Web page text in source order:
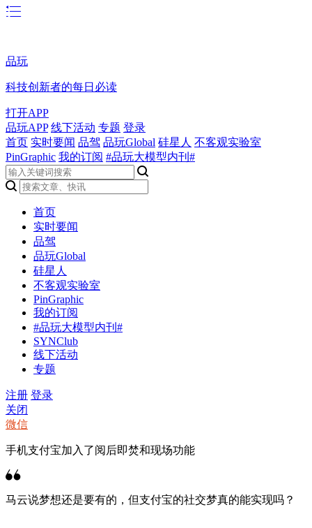
品玩
科技创新者的每日必读
打开APP
品玩APP 线下活动 专题 登录
首页 实时要闻 品驾 品玩Global 硅星人 不客观实验室
PinGraphic 我的订阅 #品玩大模型内刊#
首页
实时要闻
品驾
品玩Global
硅星人
不客观实验室
PinGraphic
我的订阅
#品玩大模型内刊#
SYNClub
线下活动
专题
注册 登录
关闭
微信
手机支付宝加入了阅后即焚和现场功能
马云说梦想还是要有的，但支付宝的社交梦真的能实现吗？